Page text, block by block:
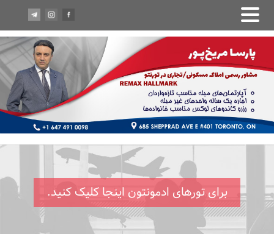
برای تورهای ادمونتون اینجا کلیک کنید.